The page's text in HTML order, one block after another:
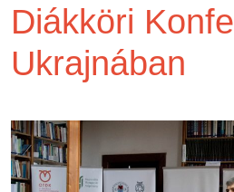
Diákköri
Ukrajnában